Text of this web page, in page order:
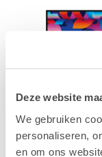
Deze website
We gebruiken
personaliseren,
en om ons